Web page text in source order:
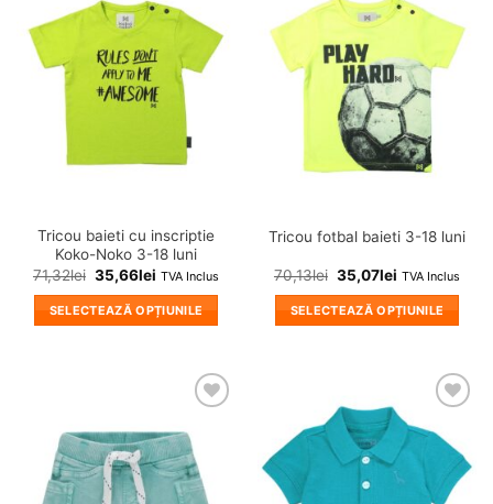
multe
variații.
Opțiunile
pot
fi
pagina
multe
variații.
Opțiunile
pot
fi
alese
în
pagina
Adauga
wishlist!
Tricou baieti cu inscriptie
Koko-Noko 3-18 luni
71,32lei 35,66lei TVA Inclus
SELECTEAZĂ OPȚIUNILE
multe
variații.
Opțiunile
pot
Adauga
wishlist!
Tricou fotbal baieti 3-18 luni
70,13lei 35,07lei TVA Inclus
SELECTEAZĂ OPȚIUNILE
mai
multe
variații.
Opțiunile
pot
Adauga
wishlist!
Adauga
wishlist!